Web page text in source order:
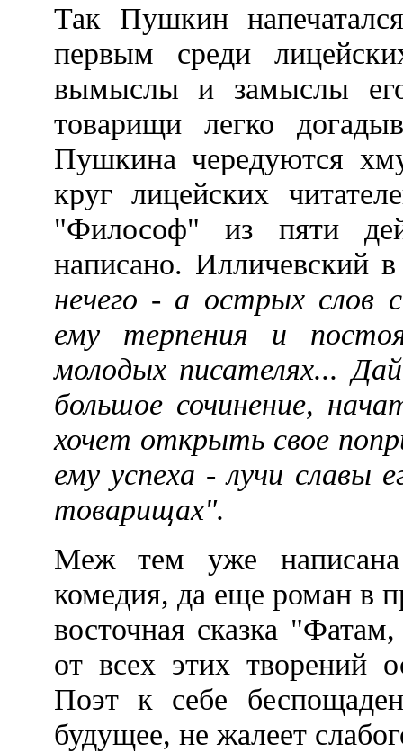
Так Пушкин
первым среди
вымыслы и замыслы
товарищи легко
Пушкина чередуются
круг лицейских
"Философ" из пяти
написано. Илличевский
нечего - а острых слов
ему терпения и
молодых писателях...
большое сочинение,
хочет открыть свое
ему успеха - лучи славы
товарищах".
Меж тем уже
комедия, да еще роман в
восточная сказка
от всех этих творений
Поэт к себе
будущее, не жалеет